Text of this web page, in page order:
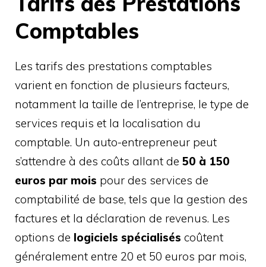
Comptables
Les tarifs des prestations comptables
varient en fonction de plusieurs facteurs,
notamment la taille de l’entreprise, le type de
services requis et la localisation du
comptable. Un auto-entrepreneur peut
s’attendre à des coûts allant de 50 à 150
euros par mois pour des services de
comptabilité de base, tels que la gestion des
factures et la déclaration de revenus. Les
options de logiciels spécialisés coûtent
généralement entre 20 et 50 euros par mois,